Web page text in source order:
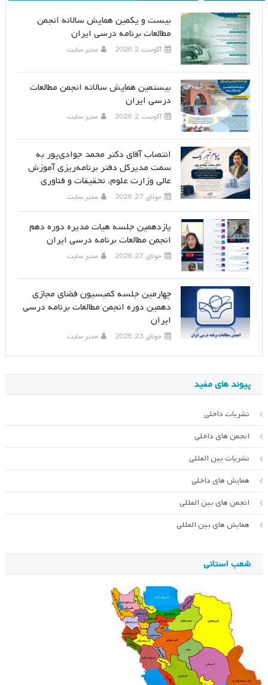
بیست و یکمین همایش سالانه انجمن
مطالعات برنامه درسی ایران
آگوست 2, 2026 مدیر سایت
بیستمین همایش سالانه انجمن مطالعات
درسی ایران
آگوست 2, 2026 مدیر سایت
انتصاب آقای دکتر محمد جوادی‌پور به
سمت مدیرکل دفتر برنامه‌ریزی آموزش
عالی وزارت علوم، تحقیقات و فناوری
جولای 27, 2026 مدیر سایت
یازدهمین جلسه هیات مدیره دوره دهم
انجمن مطالعات برنامه درسی ایران
جولای 27, 2026 مدیر سایت
چهارمین جلسه کمیسیون فضای مجازی
دهمین دوره انجمن مطالعات برنامه درسی
ایران
جولای 23, 2026 مدیر سایت
پیوند های مفید
نشریات داخلی
انجمن های داخلی
نشریات بین المللی
همایش های داخلی
انجمن های بین المللی
همایش های بین المللی
شعب استانی